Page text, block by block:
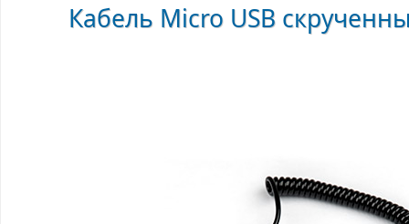
Кабель Micro USB